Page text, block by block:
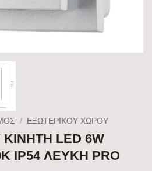
/ ΕΞΩΤΕΡΙΚΟΥ ΧΩΡΟΥ
LED 6W
IP54 ΛΕΥΚΗ PRO